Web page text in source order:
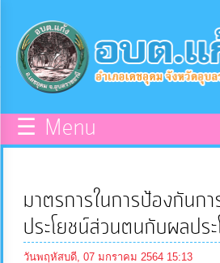
หน้า
หลัก
ข้อมูล
พื้น
บุคลากร
☰ Menu
มาตรการในการป้องกันก
ประโยชน์ส่วนตนกับผลปร
วันพฤหัสบดี, 07 มกราคม 2564 15:13